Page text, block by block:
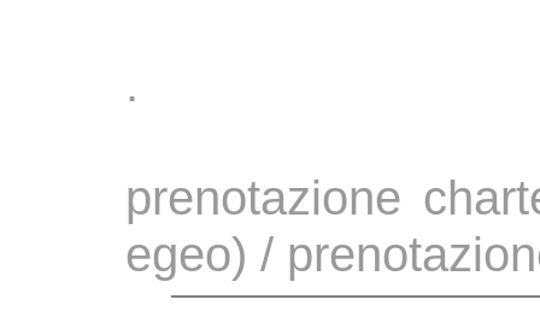
.
prenotazione
egeo) /